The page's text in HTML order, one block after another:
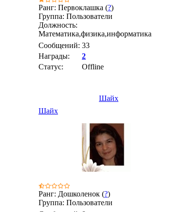
Ранг: Первоклашка (?)
Группа: Пользователи
Должность:
Математика,физика,информатика
Сообщений: 33
Награды:
2
Статус:
Offline
Шайх
Шайх
Ранг: Дошколенок (?)
Группа: Пользователи